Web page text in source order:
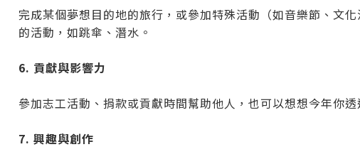
完成某個夢想目的地的旅行，或參加特殊活動（如音樂節、文
的活動，如跳傘、潛水。
6. 貢獻與影響力
參加志工活動、捐款或貢獻時間幫助他人，也可以想想今年你
7. 興趣與創作